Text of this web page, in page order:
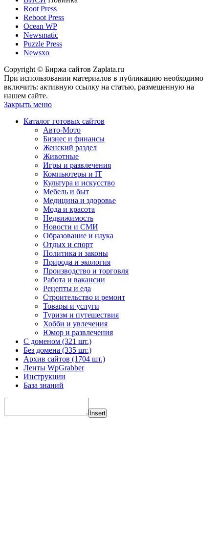
Root Press
Reboot Press
Ocean WP
Newsmatic
Puzzle Press
Newsxo
Copyright © Биржа сайтов Zaplata.ru
При использовании материалов в публикацию необходимо
включить: активную ссылку на статью, размещенную на
нашем сайте.
Закрыть меню
Каталог готовых сайтов
Авто-Мото
Бизнес и финансы
Женский раздел
Животные
Игры и развлечения
Компьютеры и IT
Культура и искусство
Мебель и быт
Медицина и здоровье
Мода и красота
Недвижимость
Новости и СМИ
Образование и наука
Отдых и спорт
Политика и законы
Природа и экология
Производство и торговля
Работа и вакансии
Рецепты и еда
Строительство и ремонт
Товары и услуги
Туризм и путешествия
Хобби и увлечения
Юмор и развлечения
С доменом (321 шт.)
Без домена (335 шт.)
Архив сайтов (1704 шт.)
Ленты WpGrabber
Инструкции
База знаний
Insert